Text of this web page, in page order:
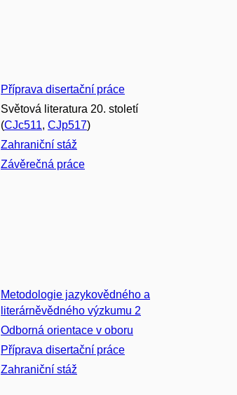
Příprava disertační práce
Světová literatura 20. století
(CJc511, CJp517)
Zahraniční stáž
Závěrečná práce
Metodologie jazykovědného a
literárněvědného výzkumu 2
Odborná orientace v oboru
Příprava disertační práce
Zahraniční stáž